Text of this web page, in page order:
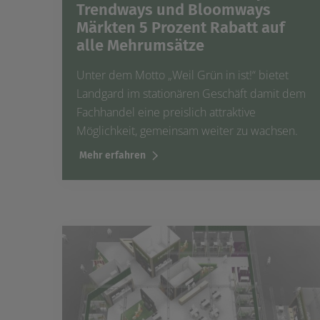
Trendways und Bloomways
Märkten 5 Prozent Rabatt auf
alle Mehrumsätze
Unter dem Motto „Weil Grün in ist!“ bietet
Landgard im stationären Geschäft damit dem
Fachhandel eine preislich attraktive
Möglichkeit, gemeinsam weiter zu wachsen.
Mehr erfahren